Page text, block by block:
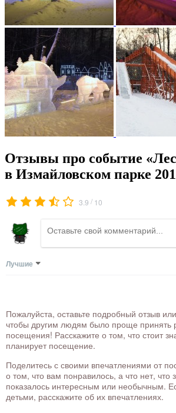
Отзывы про событие «Лес
в Измайловском парке
3.9 / 10
Лучшие
Пожалуйста, оставьте подробный отзыв
чтобы другим людям было проще принять
посещения! Расскажите о том, что стоит
планирует посещение.
Поделитесь с своими впечатлениями от
о том, что вам понравилось, а что нет, что
показалось интересным или необычным.
детьми, расскажите об их впечатлениях.